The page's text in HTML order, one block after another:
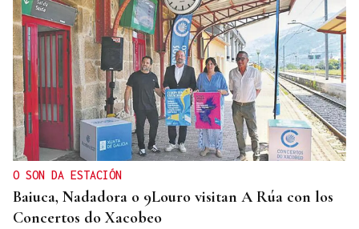
O SON DA ESTACIÓN
Baiuca, Nadadora o 9Louro visitan A Rúa con los
Concertos do Xacobeo